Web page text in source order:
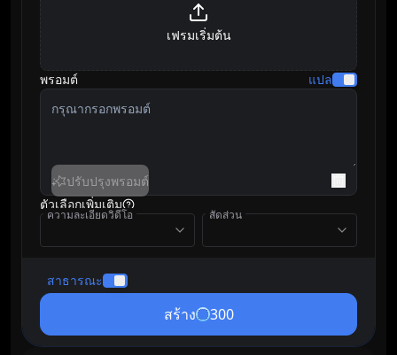
เฟรมเริ่มต้น
พรอมต์ แปล
ปรับปรุงพรอมต์
ตัวเลือกเพิ่มเติม
ความละเอียดวิดีโอ สัดส่วน
สาธารณะ
สร้าง 300